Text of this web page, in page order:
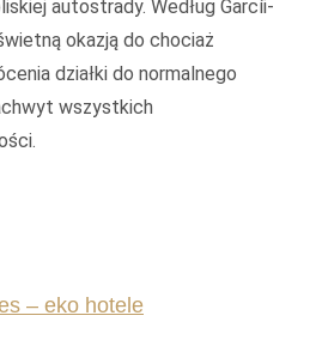
autostrady. Według Garcíi-
okazją do chociaż
działki do normalnego
wszystkich
– eko hotele